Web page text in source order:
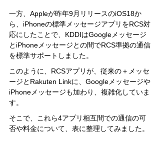
一方、Appleが昨年9月リリースのiOS18か
ら、iPhoneの標準メッセージアプリをRCS対
応にしたことで、KDDIはGoogleメッセージ
とiPhoneメッセージとの間でRCS準拠の通信
を標準サポートしました。
このように、RCSアプリが、従来の＋メッセ
ージとRakuten Linkに、Googleメッセージや
iPhoneメッセージも加わり、複雑化していま
す。
そこで、これら4アプリ相互間での通信の可
否や料金について、表に整理してみました。